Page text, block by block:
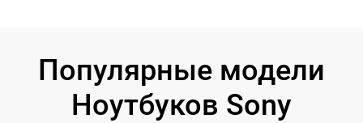
Популярные модели
Ноутбуков Sony